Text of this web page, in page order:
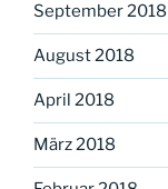
September 2018
August 2018
April 2018
März 2018